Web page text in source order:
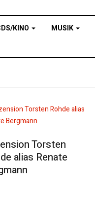
KINO MUSIK
Torsten
alias Renate